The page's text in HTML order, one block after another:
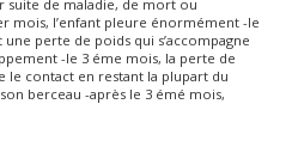
suite de maladie, de mort ou
mois, l’enfant pleure énormément -le
perte de poids qui s’accompagne
-le 3 éme mois, la perte de
le contact en restant la plupart du
berceau -après le 3 émé mois,